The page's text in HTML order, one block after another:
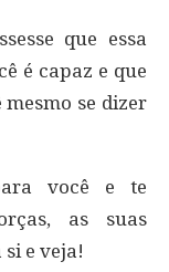
que essa
é capaz e que
se dizer
você e te
as suas
si e veja!